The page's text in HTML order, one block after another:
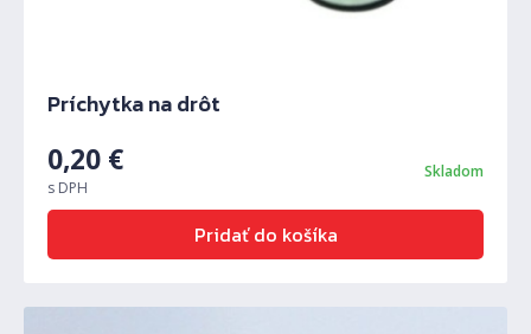
Príchytka na drôt
0,20 €
s DPH
Skladom
Pridať do košíka